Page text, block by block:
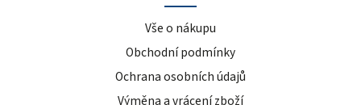
Vše o nákupu
Obchodní podmínky
Ochrana osobních údajů
Výměna a vrácení zboží